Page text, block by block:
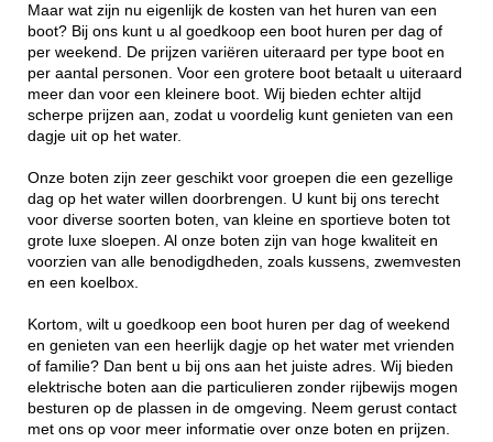
Maar wat zijn nu eigenlijk de kosten van het huren van een
boot? Bij ons kunt u al goedkoop een boot huren per dag of
per weekend. De prijzen variëren uiteraard per type boot en
per aantal personen. Voor een grotere boot betaalt u uiteraard
meer dan voor een kleinere boot. Wij bieden echter altijd
scherpe prijzen aan, zodat u voordelig kunt genieten van een
dagje uit op het water.
Onze boten zijn zeer geschikt voor groepen die een gezellige
dag op het water willen doorbrengen. U kunt bij ons terecht
voor diverse soorten boten, van kleine en sportieve boten tot
grote luxe sloepen. Al onze boten zijn van hoge kwaliteit en
voorzien van alle benodigdheden, zoals kussens, zwemvesten
en een koelbox.
Kortom, wilt u goedkoop een boot huren per dag of weekend
en genieten van een heerlijk dagje op het water met vrienden
of familie? Dan bent u bij ons aan het juiste adres. Wij bieden
elektrische boten aan die particulieren zonder rijbewijs mogen
besturen op de plassen in de omgeving. Neem gerust contact
met ons op voor meer informatie over onze boten en prijzen.